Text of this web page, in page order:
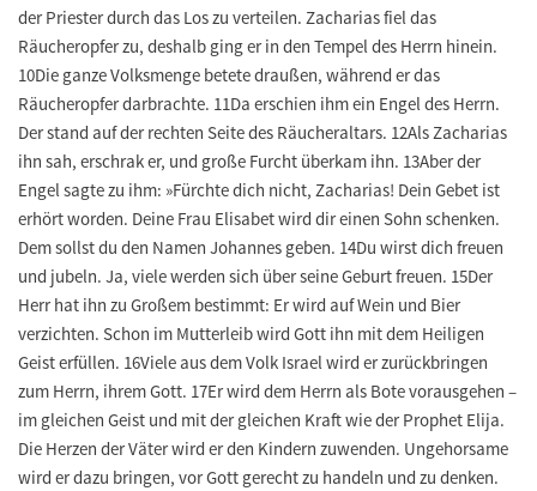
der Priester durch das Los zu verteilen. Zacharias fiel das
Räucheropfer zu, deshalb ging er in den Tempel des Herrn hinein.
10Die ganze Volksmenge betete draußen, während er das
Räucheropfer darbrachte. 11Da erschien ihm ein Engel des Herrn.
Der stand auf der rechten Seite des Räucheraltars. 12Als Zacharias
ihn sah, erschrak er, und große Furcht überkam ihn. 13Aber der
Engel sagte zu ihm: »Fürchte dich nicht, Zacharias! Dein Gebet ist
erhört worden. Deine Frau Elisabet wird dir einen Sohn schenken.
Dem sollst du den Namen Johannes geben. 14Du wirst dich freuen
und jubeln. Ja, viele werden sich über seine Geburt freuen. 15Der
Herr hat ihn zu Großem bestimmt: Er wird auf Wein und Bier
verzichten. Schon im Mutterleib wird Gott ihn mit dem Heiligen
Geist erfüllen. 16Viele aus dem Volk Israel wird er zurückbringen
zum Herrn, ihrem Gott. 17Er wird dem Herrn als Bote vorausgehen –
im gleichen Geist und mit der gleichen Kraft wie der Prophet Elija.
Die Herzen der Väter wird er den Kindern zuwenden. Ungehorsame
wird er dazu bringen, vor Gott gerecht zu handeln und zu denken.